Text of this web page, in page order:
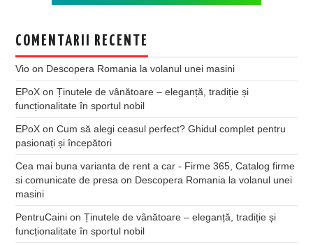
COMENTARII RECENTE
Vio on Descopera Romania la volanul unei masini
EPoX onȚinutele de vânătoare – eleganță, tradiție și
funcționalitate în sportul nobil
EPoX onCum să alegi ceasul perfect? Ghidul complet pentru
pasionați și începători
Cea mai buna varianta de rent a car - Firme 365, Catalog firme
si comunicate de presa on Descopera Romania la volanul unei
masini
PentruCaini onȚinutele de vânătoare – eleganță, tradiție și
funcționalitate în sportul nobil